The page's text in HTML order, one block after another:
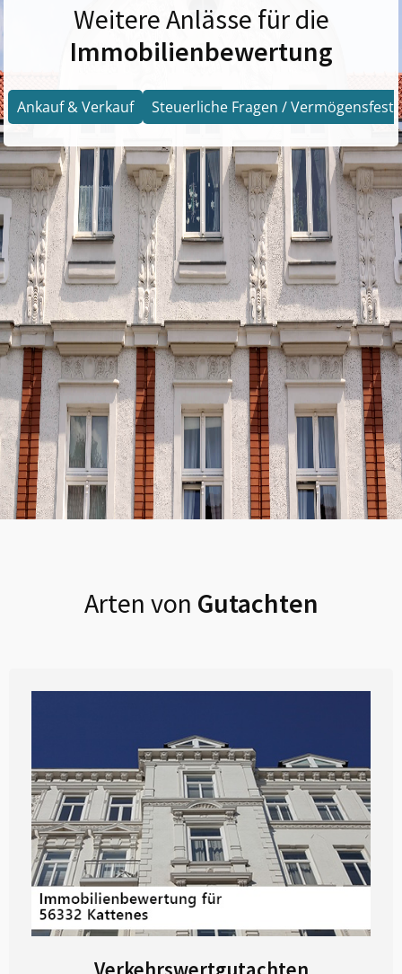
Weitere Anlässe für die
Immobilienbewertung
Ankauf & Verkauf Steuerliche Fragen /
Arten von Gutachten